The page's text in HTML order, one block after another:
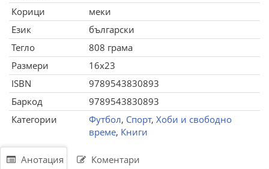
Корици
меки
Език
български
Тегло
808 грама
Размери
16x23
ISBN
9789543830893
Баркод
9789543830893
Категории
Футбол, Спорт, Хоби и свободно
време, Книги
Анотация Коментари